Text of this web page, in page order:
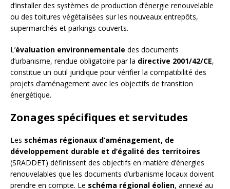
d’installer des systèmes de production d’énergie renouvelable
ou des toitures végétalisées sur les nouveaux entrepôts,
supermarchés et parkings couverts.
L’évaluation environnementale des documents
d’urbanisme, rendue obligatoire par la directive 2001/42/CE,
constitue un outil juridique pour vérifier la compatibilité des
projets d’aménagement avec les objectifs de transition
énergétique.
Zonages spécifiques et servitudes
Les schémas régionaux d’aménagement, de
développement durable et d’égalité des territoires
(SRADDET) définissent des objectifs en matière d’énergies
renouvelables que les documents d’urbanisme locaux doivent
prendre en compte. Le schéma régional éolien, annexé au